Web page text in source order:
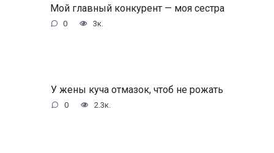
Мой главный конкурент — моя сестра
0 3к.
У жены куча отмазок, чтоб не рожать
0 2.3к.